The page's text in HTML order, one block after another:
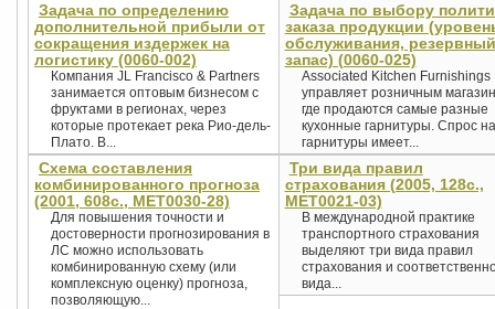
Задача по определению
дополнительной прибыли от
сокращения издержек на
логистику (0060-002)
Компания JL Francisco & Partners
занимается оптовым бизнесом с
фруктами в регионах, через
которые протекает река Рио-дель-
Плато. В...
Задача по выбору
заказа продукции
обслуживания, резервный
запас) (0060-025)
Associated Kitchen Furnishings
управляет розничным
где продаются самые разные
кухонные гарнитуры. Спрос на
гарнитуры имеет...
Схема составления
комбинированного прогноза
(2001, 608с., MET0030-28)
Для повышения точности и
достоверности прогнозирования в
ЛС можно использовать
комбинированную схему (или
комплексную оценку) прогноза,
позволяющую...
Три вида правил
страхования (2005, 128с.,
MET0021-03)
В международной практике
транспортного страхования
выделяют три вида правил
страхования и
вида...